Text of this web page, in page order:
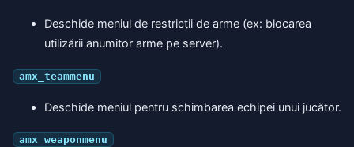
Deschide meniul de restricții de arme (ex: blocarea
utilizării anumitor arme pe server).
amx_teammenu
Deschide meniul pentru schimbarea echipei unui jucător.
amx_weaponmenu